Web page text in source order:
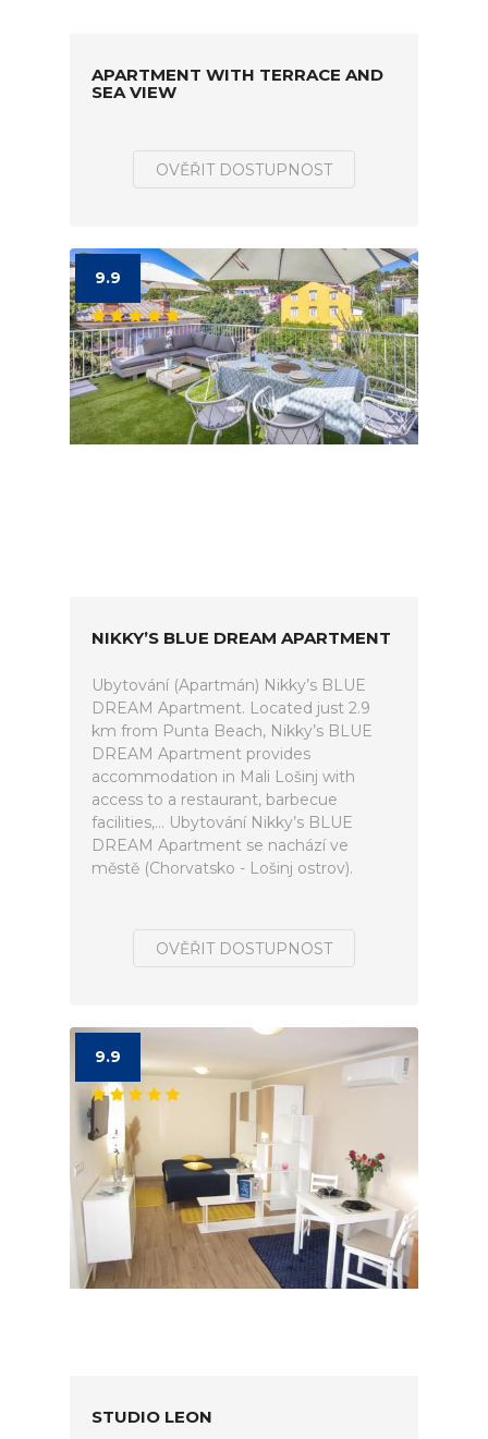
APARTMENT WITH TERRACE AND
SEA VIEW
OVĚŘIT DOSTUPNOST
9.9
NIKKY’S BLUE DREAM APARTMENT
Ubytování (Apartmán) Nikky’s BLUE
DREAM Apartment. Located just 2.9
km from Punta Beach, Nikky’s BLUE
DREAM Apartment provides
accommodation in Mali Lošinj with
access to a restaurant, barbecue
facilities,... Ubytování Nikky’s BLUE
DREAM Apartment se nachází ve
městě (Chorvatsko - Lošinj ostrov).
OVĚŘIT DOSTUPNOST
9.9
STUDIO LEON